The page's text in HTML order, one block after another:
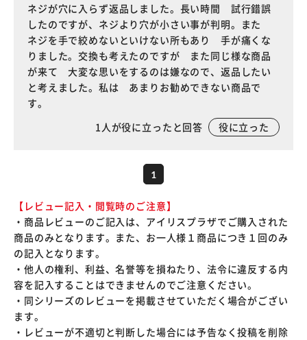
ネジが穴に入らず返品しました。長い時間 試行錯誤
したのですが、ネジより穴が小さい事が判明。また
ネジを手で絞めないといけない所もあり 手が痛くな
りました。交換も考えたのですが また同じ様な商品
が来て 大変な思いをするのは嫌なので、返品したい
と考えました。私は あまりお勧めできない商品で
す。
1人が役に立ったと回答 役に立った
1
【レビュー記入・閲覧時のご注意】
・商品レビューのご記入は、アイリスプラザでご購入された
商品のみとなります。また、お一人様１商品につき１回のみ
の記入となります。
・他人の権利、利益、名誉等を損ねたり、法令に違反する内
容を記入することはできませんのでご注意ください。
・同シリーズのレビューを掲載させていただく場合がござい
ます。
・レビューが不適切と判断した場合には予告なく投稿を削除